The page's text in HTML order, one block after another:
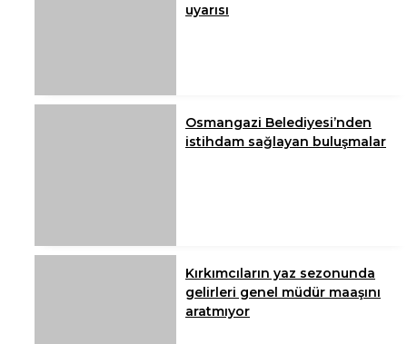
uyarısı
Osmangazi Belediyesi’nden
istihdam sağlayan buluşmalar
Kırkımcıların yaz sezonunda
gelirleri genel müdür maaşını
aratmıyor